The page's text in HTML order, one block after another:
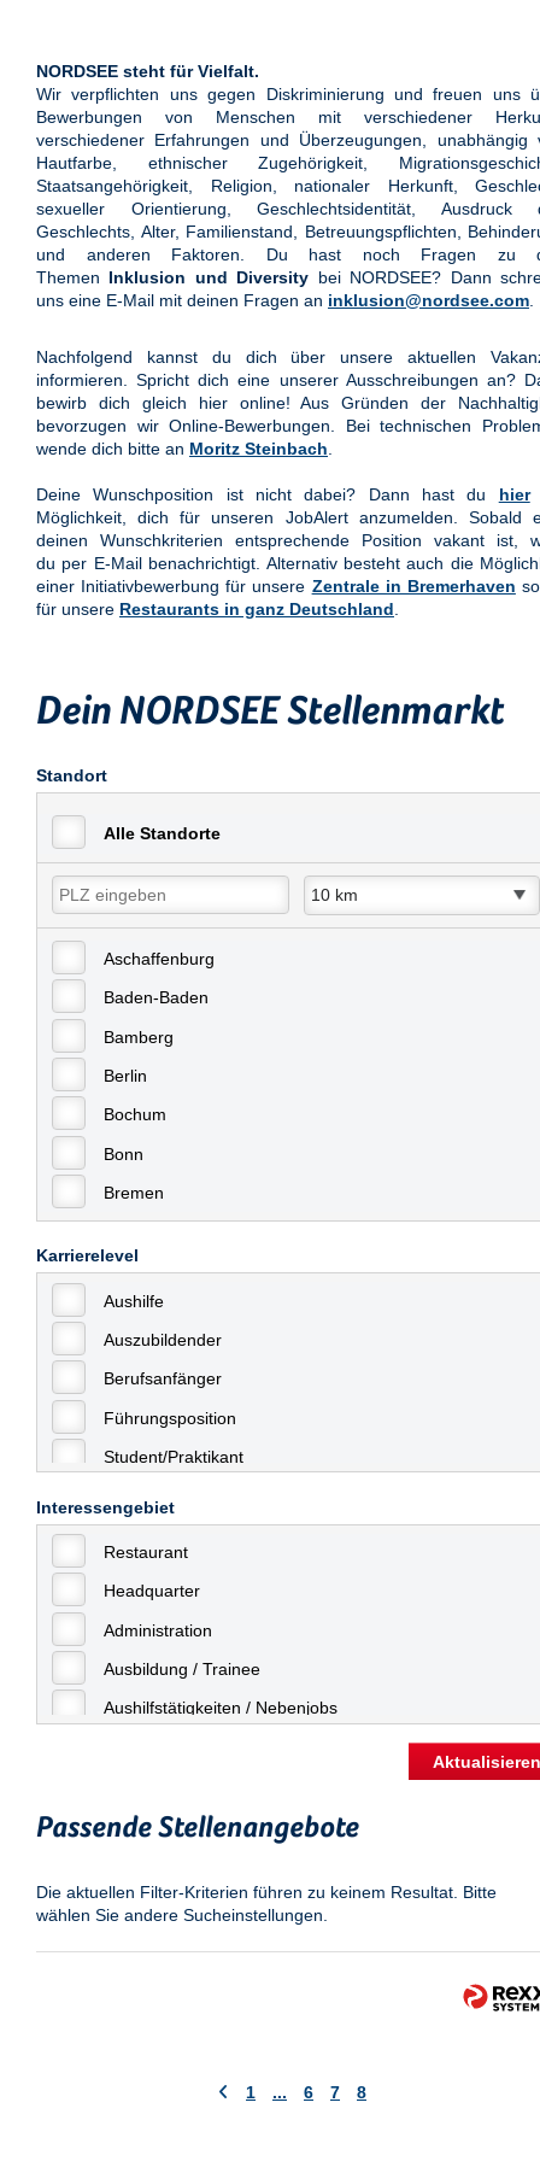
NORDSEE steht für Vielfalt.
Wir verpflichten uns gegen Diskriminierung und freuen uns
Bewerbungen von Menschen mit verschiedener
verschiedener Erfahrungen und Überzeugungen, unabhängig
Hautfarbe, ethnischer Zugehörigkeit,
Staatsangehörigkeit, Religion, nationaler Herkunft,
sexueller Orientierung, Geschlechtsidentität, Ausdruck
Geschlechts, Alter, Familienstand, Betreuungspflichten,
und anderen Faktoren. Du hast noch Fragen zu
Themen Inklusion und Diversity bei NORDSEE? Dann
uns eine E-Mail mit deinen Fragen an inklusion@nordsee.com
Nachfolgend kannst du dich über unsere aktuellen
informieren. Spricht dich eine unserer Ausschreibungen an?
bewirb dich gleich hier online! Aus Gründen der
bevorzugen wir Online-Bewerbungen. Bei technischen
wende dich bitte an Moritz Steinbach
Deine Wunschposition ist nicht dabei? Dann hast du hier
Möglichkeit, dich für unseren JobAlert anzumelden. Sobald
deinen Wunschkriterien entsprechende Position vakant ist,
du per E-Mail benachrichtigt. Alternativ besteht auch die
einer Initiativbewerbung für unsere Zentrale in Bremerhaven
für unsere Restaurants in ganz Deutschland
Dein NORDSEE Stellenmarkt
Standort
Alle Standorte
Aschaffenburg
Baden-Baden
Bamberg
Berlin
Bochum
Bonn
Bremen
Celle
Chemnitz
Dessau
Dresden
Düsseldorf
Erfurt
Essen
Frankfurt
Frankfurt am Main
Freiburg
Fulda
Göppingen
Hamburg
Heilbronn
Karrierelevel
Aushilfe
Auszubildender
Berufsanfänger
Führungsposition
Student/Praktikant
Interessengebiet
Restaurant
Headquarter
Administration
Ausbildung / Trainee
Aushilfstätigkeiten / Nebenjobs
Sonstiges
Passende Stellenangebote
Die aktuellen Filter-Kriterien führen zu keinem Resultat. Bitte
wählen Sie andere Sucheinstellungen.
1 ... 6 7 8